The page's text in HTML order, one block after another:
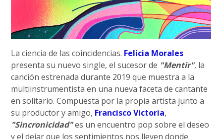
La ciencia de las coincidencias. Felicia Morales
presenta su nuevo single, el sucesor de "Mentir", la
canción estrenada durante 2019 que muestra a la
multiinstrumentista en una nueva faceta de cantante
en solitario. Compuesta por la propia artista junto a
su productor y amigo, Francisco Victoria,
"Sincronicidad"es un encuentro pop sobre el deseo
y el dejar que los sentimientos nos lleven donde